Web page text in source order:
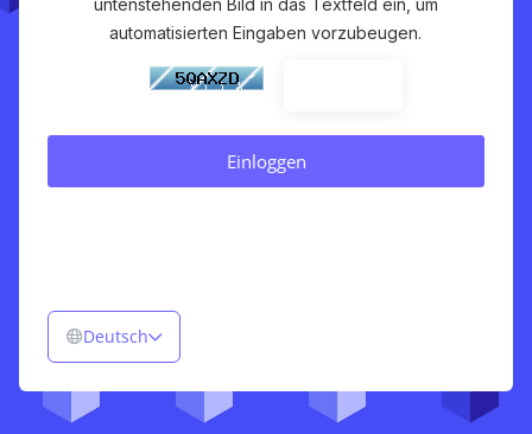
untenstehenden Bild in das Textfeld ein, um
automatisierten Eingaben vorzubeugen.
Deutsch